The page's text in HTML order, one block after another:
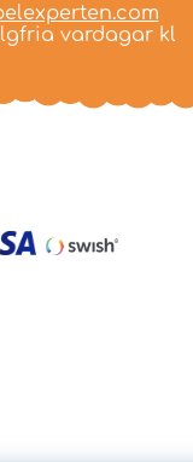
vardagar kl